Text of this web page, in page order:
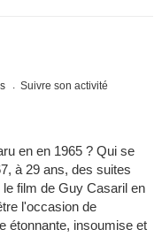
Suivre son activité
en en 1965 ? Qui se
à 29 ans, des suites
film de Guy Casaril en
l'occasion de
étonnante, insoumise et